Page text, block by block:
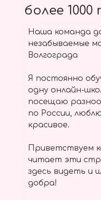
более
Наша команда
незабываемые
Волгограда
Я постоянно
одну онлайн-
посещаю
по России,
красивое.
Приветствуем
читает эти
здесь видеть и
добра!